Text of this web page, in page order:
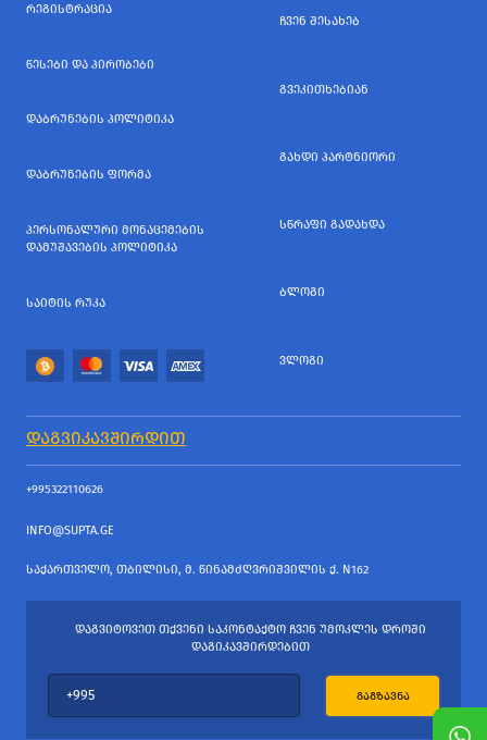
ᲠᲔᲒᲘᲡᲢᲠᲐᲪᲘᲐ
ᲬᲔᲡᲔᲑᲘ ᲓᲐ ᲞᲘᲠᲝᲑᲔᲑᲘ
ᲓᲐᲑᲠᲣᲜᲔᲑᲘᲡ ᲞᲝᲚᲘᲢᲘᲙᲐ
ᲓᲐᲑᲠᲣᲜᲔᲑᲘᲡ ᲤᲝᲠᲛᲐ
ᲞᲔᲠᲡᲝᲜᲐᲚᲣᲠᲘ ᲛᲝᲜᲐᲪᲔᲛᲔᲑᲘᲡ
ᲓᲐᲛᲣᲨᲐᲕᲔᲑᲘᲡ ᲞᲝᲚᲘᲢᲘᲙᲐ
ᲡᲐᲘᲢᲘᲡ ᲠᲣᲙᲐ
ᲩᲕᲔᲜ ᲨᲔᲡᲐᲮᲔᲑ
ᲒᲕᲔᲙᲘᲗᲮᲔᲑᲘᲐᲜ
ᲒᲐᲮᲓᲘ ᲞᲐᲠᲢᲜᲘᲝᲠᲘ
ᲡᲬᲠᲐᲤᲘ ᲒᲐᲓᲐᲮᲓᲐ
ᲑᲚᲝᲒᲘ
ᲕᲚᲝᲒᲘ
ᲓᲐᲒᲕᲘᲙᲐᲕᲨᲘᲠᲓᲘᲗ
+995322110626
INFO@SUPTA.GE
ᲡᲐᲥᲐᲠᲗᲕᲔᲚᲝ, ᲗᲑᲘᲚᲘᲡᲘ, Მ. ᲬᲘᲜᲐᲛᲫᲦᲕᲠᲘᲨᲕᲘᲚᲘᲡ Ქ. N162
ᲓᲐᲒᲕᲘᲢᲝᲕᲔᲗ ᲗᲥᲕᲔᲜᲘ ᲡᲐᲙᲝᲜᲢᲐᲥᲢᲝ ᲩᲕᲔᲜ ᲣᲛᲝᲙᲚᲔᲡ ᲓᲠᲝᲨᲘ
ᲓᲐᲒᲘᲙᲐᲕᲨᲘᲠᲓᲔᲑᲘᲗ
ᲒᲐᲒᲖᲐᲕᲜᲐ